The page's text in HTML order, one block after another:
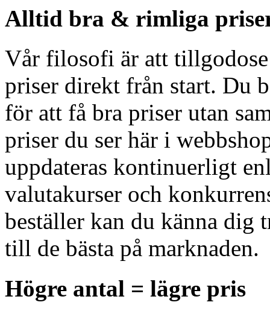
Alltid bra & rimliga
Vår filosofi är att
priser direkt från start. Du
för att få bra priser utan
priser du ser här i
uppdateras kontinuerligt
valutakurser och
beställer kan du känna dig
till de bästa på marknaden.
Högre antal = lägre pris